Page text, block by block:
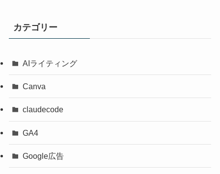
カテゴリー
AIライティング
Canva
claudecode
GA4
Google広告